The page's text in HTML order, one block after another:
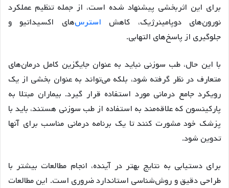
برای این اثربخشی پیشنهاد شده است، از جمله تنظیم عملکرد
نورون‌های دوپامینرژیک، کاهش استرس‌های اکسیداتیو و
جلوگیری از پاسخ‌های التهابی.
با این حال، طب سوزنی نباید به عنوان جایگزین کامل درمان‌های
متعارف در نظر گرفته شود، بلکه می‌تواند به عنوان بخشی از یک
رویکرد جامع درمانی مورد استفاده قرار گیرد. بیماران مبتلا به
پارکینسون که علاقه‌مند به استفاده از طب سوزنی هستند، باید با
پزشک خود مشورت کنند تا یک برنامه درمانی مناسب برای آنها
تدوین شود.
برای دستیابی به نتایج بهتر در آینده، انجام مطالعات بیشتر با
طراحی دقیق و روش‌شناسی استاندارد ضروری است. این مطالعات